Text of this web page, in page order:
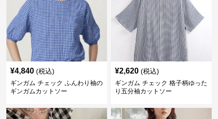
¥4,840 (税込)
ギンガム チェック ふんわり袖の
ギンガムカットソー
¥2,620 (税込)
ギンガム チェック 格子柄ゆった
り五分袖カットソー